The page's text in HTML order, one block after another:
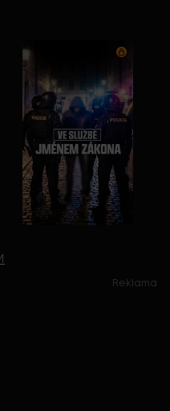
Reklama